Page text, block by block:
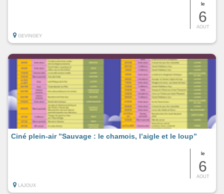
le
6
AOUT
GEVINGEY
le
6
AOUT
Ciné plein-air ”Sauvage : le chamois, l’aigle et le loup”
LAJOUX